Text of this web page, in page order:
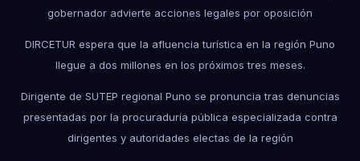
gobernador advierte acciones legales por oposición
DIRCETUR espera que la afluencia turística en la región Puno
llegue a dos millones en los próximos tres meses.
Dirigente de SUTEP regional Puno se pronuncia tras denuncias
presentadas por la procuraduría pública especializada contra
dirigentes y autoridades electas de la región